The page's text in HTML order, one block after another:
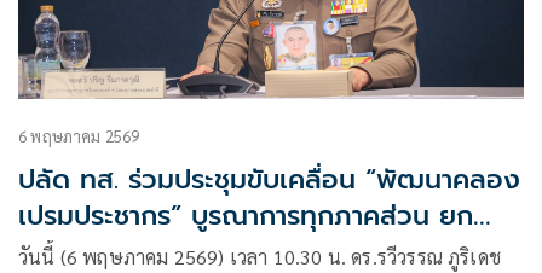
6 พฤษภาคม 2569
ปลัด ทส. ร่วมประชุมขับเคลื่อน “พัฒนาคลอง
เปรมประชากร” บูรณาการทุกภาคส่วน ยก
ระดับคุณภาพชีวิตชุมชนอย่างยั่งยืน
วันนี้ (6 พฤษภาคม 2569) เวลา 10.30 น. ดร.รวีวรรณ ภูริเดช